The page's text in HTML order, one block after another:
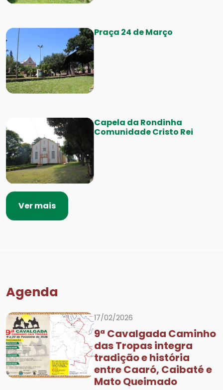
Praça 24 de Março
Capela da Rondinha
Comunidade Cristo Rei
Ver mais
Agenda
17/02/2026
9ª Cavalgada Caminho
das Tropas integra
tradição e história
entre Caaró, Caibaté e
Mato Queimado